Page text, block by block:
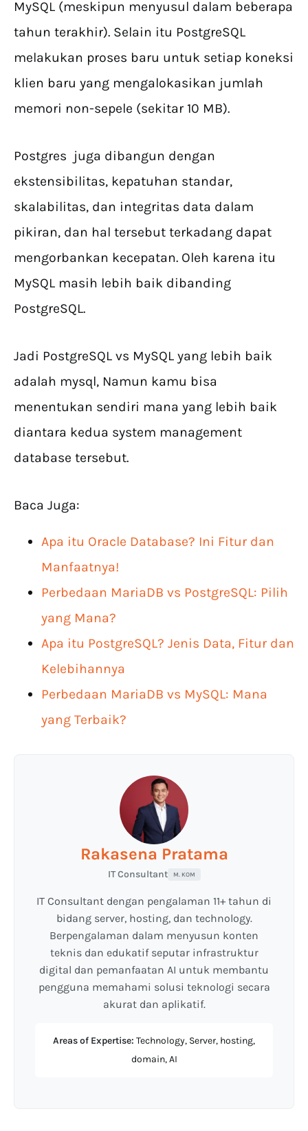
MySQL (meskipun menyusul dalam beberapa
tahun terakhir). Selain itu PostgreSQL
melakukan proses baru untuk setiap koneksi
klien baru yang mengalokasikan jumlah
memori non-sepele (sekitar 10 MB).
Postgres juga dibangun dengan
ekstensibilitas, kepatuhan standar,
skalabilitas, dan integritas data dalam
pikiran, dan hal tersebut terkadang dapat
mengorbankan kecepatan. Oleh karena itu
MySQL masih lebih baik dibanding
PostgreSQL.
Jadi PostgreSQL vs MySQL yang lebih baik
adalah mysql, Namun kamu bisa
menentukan sendiri mana yang lebih baik
diantara kedua system management
database tersebut.
Baca Juga:
Apa itu Oracle Database? Ini Fitur dan
Manfaatnya!
Perbedaan MariaDB vs PostgreSQL: Pilih
yang Mana?
Apa itu PostgreSQL? Jenis Data, Fitur dan
Kelebihannya
Perbedaan MariaDB vs MySQL: Mana
yang Terbaik?
Rakasena Pratama
IT Consultant M. KOM
IT Consultant dengan pengalaman 11+ tahun di
bidang server, hosting, dan technology.
Berpengalaman dalam menyusun konten
teknis dan edukatif seputar infrastruktur
digital dan pemanfaatan AI untuk membantu
pengguna memahami solusi teknologi secara
akurat dan aplikatif.
Areas of Expertise: Technology, Server, hosting,
domain, AI